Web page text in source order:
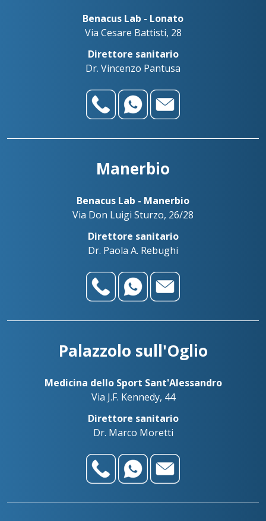
Benacus Lab - Lonato
Via Cesare Battisti, 28
Direttore sanitario
Dr. Vincenzo Pantusa
Manerbio
Benacus Lab - Manerbio
Via Don Luigi Sturzo, 26/28
Direttore sanitario
Dr. Paola A. Rebughi
Palazzolo sull'Oglio
Medicina dello Sport Sant'Alessandro
Via J.F. Kennedy, 44
Direttore sanitario
Dr. Marco Moretti